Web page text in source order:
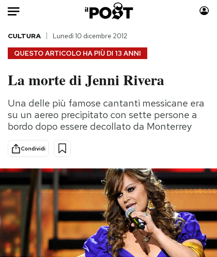
Auto
HOME
Italia
Politica
Tecnologia
Scienza
Economia
Sport
Moda
Consumismi
Storie/Idee
Altrecose
Mondiali calcio 2026
PODCAST
QUESTO ARTICOLO HA PIÙ DI 13 ANNI
CULTURA Lunedì 10 dicembre 2012
La morte di Jenni Rivera
Una delle più famose cantanti messicane era
su un aereo precipitato con sette persone a
bordo dopo essere decollato da Monterrey
Condividi